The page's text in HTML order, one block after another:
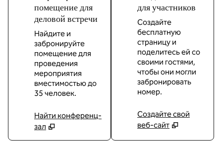
помещение для
деловой встречи
Найдите и
забронируйте
помещение для
проведения
мероприятия
вместимостью до
35 человек.
Найти конференц-
зал
для участников
Создайте
бесплатную
страницу и
поделитесь ей со
своими гостями,
чтобы они могли
забронировать
номер.
Создайте свой
веб-сайт